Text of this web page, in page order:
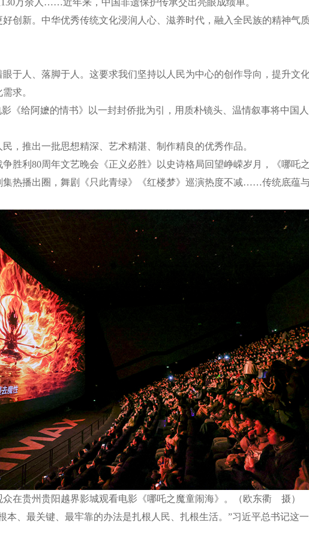
万余人……近年来，中国非遗保护传承交出亮眼成绩单。
新。中华优秀传统文化浸润人心、滋养时代，融入全民族的精神气
人、落脚于人。这要求我们坚持以人民为中心的创作导向，提升文
求。
给阿嬷的情书》以一封封侨批为引，用质朴镜头、温情叙事将中国
推出一批思想精深、艺术精湛、制作精良的优秀作品。
利80周年文艺晚会《正义必胜》以史诗格局回望峥嵘岁月，《哪吒
集热播出圈，舞剧《只此青绿》《红楼梦》巡演热度不减……传统底蕴
众在贵州贵阳越界影城观看电影《哪吒之魔童闹海》。（欧东衢 摄）
、最关键、最牢靠的办法是扎根人民、扎根生活。”习近平总书记这